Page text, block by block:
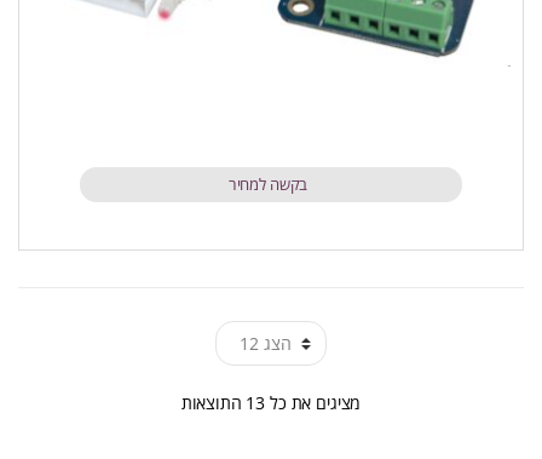
בקשה למחיר
מציגים את כל ⁦13⁩ התוצאות ממוין